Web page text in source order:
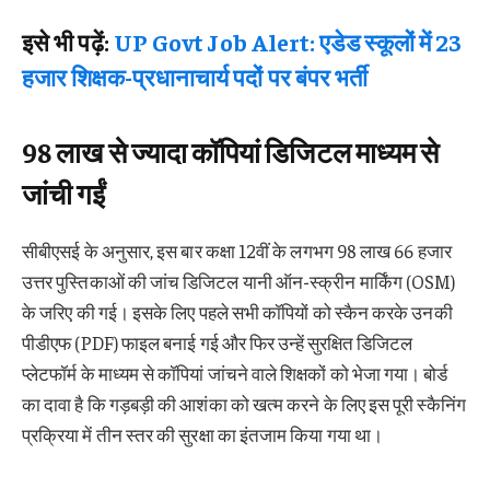
इसे भी पढ़ें: UP Govt Job Alert: एडेड स्कूलों में 23
हजार शिक्षक-प्रधानाचार्य पदों पर बंपर भर्ती
98 लाख से ज्यादा कॉपियां डिजिटल माध्यम से
जांची गईं
सीबीएसई के अनुसार, इस बार कक्षा 12वीं के लगभग 98 लाख 66 हजार
उत्तर पुस्तिकाओं की जांच डिजिटल यानी ऑन-स्क्रीन मार्किंग (OSM)
के जरिए की गई। इसके लिए पहले सभी कॉपियों को स्कैन करके उनकी
पीडीएफ (PDF) फाइल बनाई गई और फिर उन्हें सुरक्षित डिजिटल
प्लेटफॉर्म के माध्यम से कॉपियां जांचने वाले शिक्षकों को भेजा गया। बोर्ड
का दावा है कि गड़बड़ी की आशंका को खत्म करने के लिए इस पूरी स्कैनिंग
प्रक्रिया में तीन स्तर की सुरक्षा का इंतजाम किया गया था।